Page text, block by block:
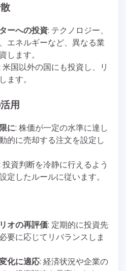
ーへの投資: テクノロジー、
エネルギーなど、異なる業
します。
米国以外の国にも投資し、リ
ます。
用
に: 株価が一定の水準に達し
的に売却する注文を設定し
投資判断を冷静に行えるよう
定したルールに従います。
オの再評価: 定期的に投資先
要に応じてリバランスしま
化に適応: 経済状況や企業の